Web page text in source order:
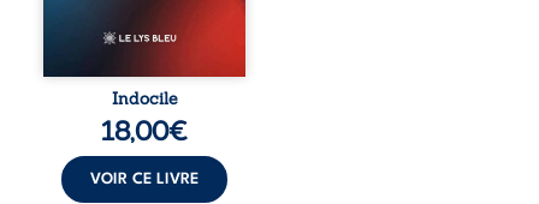
vivent trop fort,
trop vrai, trop tôt.
traversée. Une
langue nue. Une
insurrection
déclaration
d’existence pour ...
Indocile
18,00€
VOIR CE LIVRE